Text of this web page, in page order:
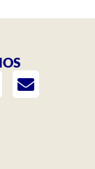
E
n